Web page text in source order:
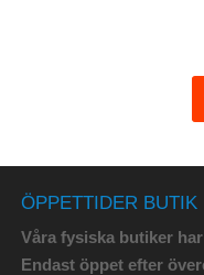
ÖPPETTIDER BUTIK
Våra fysiska butiker
Endast öppet efter